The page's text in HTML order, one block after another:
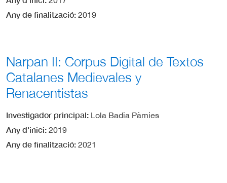
Any de finalització 2019
Narpan II: Corpus Digital de Textos
Catalanes Medievales y
Renacentistas
Investigador principal Lola Badia Pàmies
Any d'inici 2019
Any de finalització 2021